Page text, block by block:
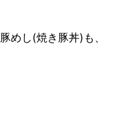
めし(焼き豚丼)も、